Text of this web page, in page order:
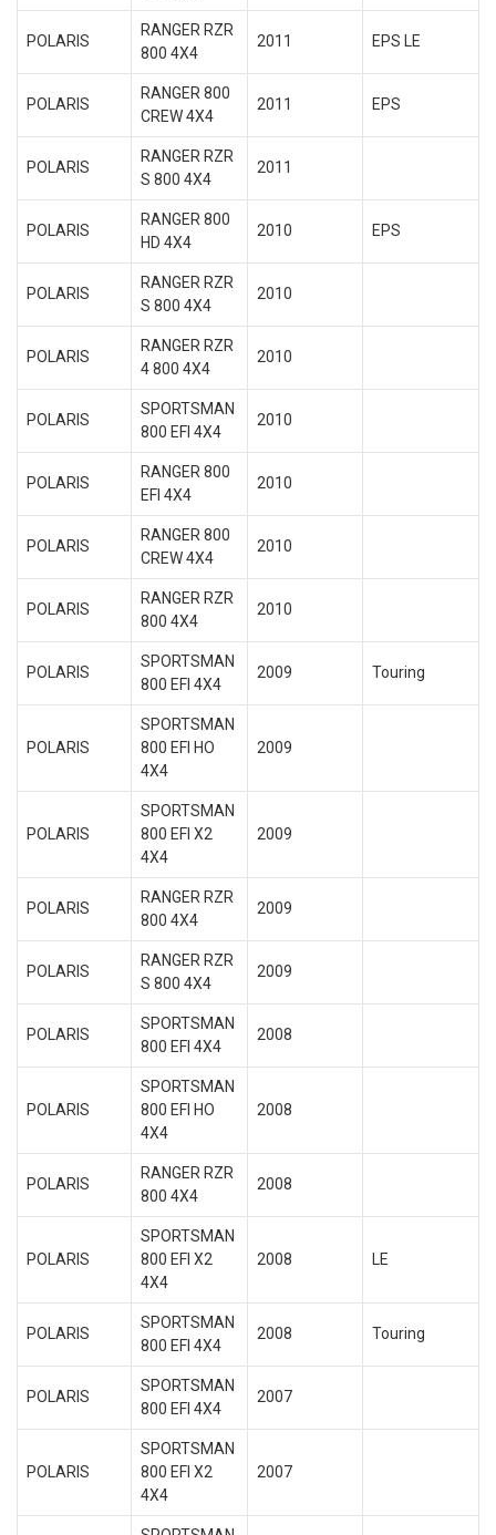
POLARIS
RANGER RZR
800 4X4
2011 EPS LE
POLARIS
RANGER 800
CREW 4X4
2011 EPS
POLARIS
RANGER RZR
S 800 4X4
2011
POLARIS
RANGER 800
HD 4X4
2010 EPS
POLARIS
RANGER RZR
S 800 4X4
2010
POLARIS
RANGER RZR
4 800 4X4
2010
POLARIS
SPORTSMAN
800 EFI 4X4
2010
POLARIS
RANGER 800
EFI 4X4
2010
POLARIS
RANGER 800
CREW 4X4
2010
POLARIS
RANGER RZR
800 4X4
2010
POLARIS
SPORTSMAN
800 EFI 4X4
2009 Touring
POLARIS
SPORTSMAN
800 EFI HO
4X4
2009
POLARIS
SPORTSMAN
800 EFI X2
4X4
2009
POLARIS
RANGER RZR
800 4X4
2009
POLARIS
RANGER RZR
S 800 4X4
2009
POLARIS
SPORTSMAN
800 EFI 4X4
2008
POLARIS
SPORTSMAN
800 EFI HO
4X4
2008
POLARIS
RANGER RZR
800 4X4
2008
POLARIS
SPORTSMAN
800 EFI X2
4X4
2008 LE
POLARIS
SPORTSMAN
800 EFI 4X4
2008 Touring
POLARIS
SPORTSMAN
800 EFI 4X4
2007
POLARIS
SPORTSMAN
800 EFI X2
4X4
2007